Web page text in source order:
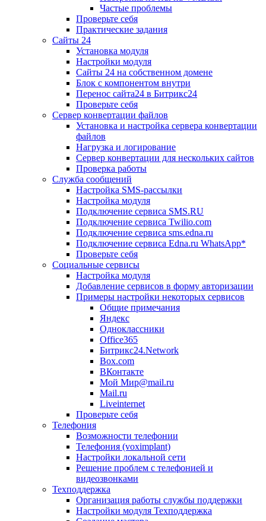
Частые проблемы
Проверьте себя
Практические задания
Сайты 24
Установка модуля
Настройки модуля
Сайты 24 на собственном домене
Блок с компонентом внутри
Перенос сайта24 в Битрикс24
Проверьте себя
Сервер конвертации файлов
Установка и настройка сервера конвертации
файлов
Нагрузка и логирование
Сервер конвертации для нескольких сайтов
Проверка работы
Служба сообщений
Настройка SMS-рассылки
Настройка модуля
Подключение сервиса SMS.RU
Подключение сервиса Twilio.com
Подключение сервиса sms.edna.ru
Подключение сервиса Edna.ru WhatsApp*
Проверьте себя
Социальные сервисы
Настройка модуля
Добавление сервисов в форму авторизации
Примеры настройки некоторых сервисов
Общие примечания
Яндекс
Одноклассники
Office365
Битрикс24.Network
Box.com
ВКонтакте
Мой Мир@mail.ru
Mail.ru
Liveinternet
Проверьте себя
Телефония
Возможности телефонии
Телефония (voximplant)
Настройки локальной сети
Решение проблем с телефонией и
видеозвонками
Техподдержка
Организация работы службы поддержки
Настройки модуля Техподдержка